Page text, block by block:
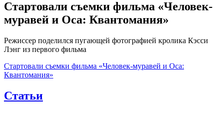
Стартовали съемки фильма «Человек-
муравей и Оса: Квантомания»
Режиссер поделился пугающей фотографией кролика Кэсси
Лэнг из первого фильма
Стартовали съемки фильма «Человек-муравей и Оса:
Квантомания»
Статьи